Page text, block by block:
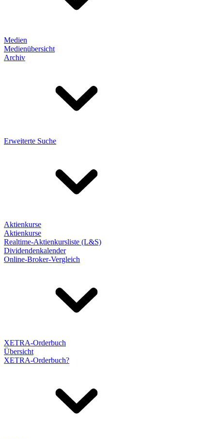
Medien
Medienübersicht
Archiv
Erweiterte Suche
Aktienkurse
Aktienkurse
Realtime-Aktienkursliste (L&S)
Dividendenkalender
Online-Broker-Vergleich
XETRA-Orderbuch
Übersicht
XETRA-Orderbuch?